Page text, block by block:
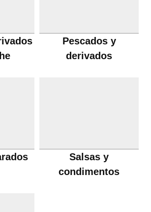
Pescados y
derivados
Salsas y
condimentos